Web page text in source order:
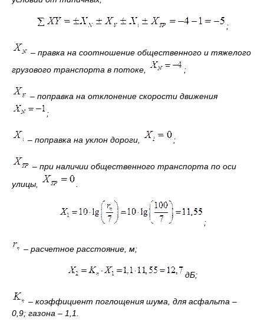
;
– правка на соотношение общественного и тяжелого
грузового транспорта в потоке,
;
– поправка на отклонение скорости движения
;
– поправка на уклон дороги, ;
– при наличии общественного транспорта по оси
улицы,
;
– расчетное расстояние, м;
дБ;
– коэффициент поглощения шума, для асфальта –
0,9; газона – 1,1.